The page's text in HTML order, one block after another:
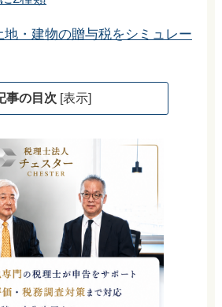
地・建物の贈与税をシミュレー
事の目次 [表示]